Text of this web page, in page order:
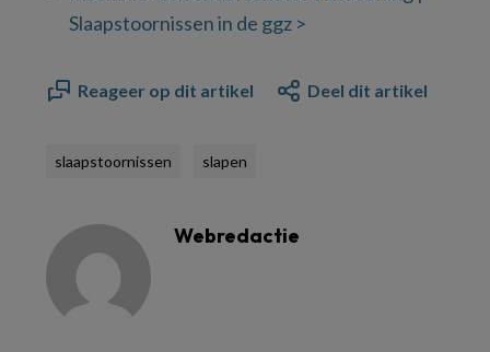
Slaapstoornissen in de ggz >
Reageer op dit artikel Deel dit artikel
slaapstoornissen slapen
Webredactie